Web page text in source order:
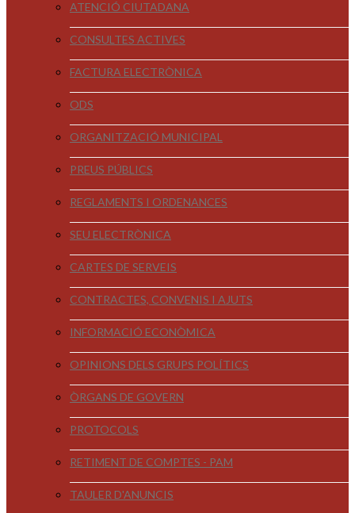
ATENCIÓ CIUTADANA
CONSULTES ACTIVES
FACTURA ELECTRÒNICA
ODS
ORGANITZACIÓ MUNICIPAL
PREUS PÚBLICS
REGLAMENTS I ORDENANCES
SEU ELECTRÒNICA
CARTES DE SERVEIS
CONTRACTES, CONVENIS I AJUTS
INFORMACIÓ ECONÒMICA
OPINIONS DELS GRUPS POLÍTICS
ÒRGANS DE GOVERN
PROTOCOLS
RETIMENT DE COMPTES - PAM
TAULER D'ANUNCIS